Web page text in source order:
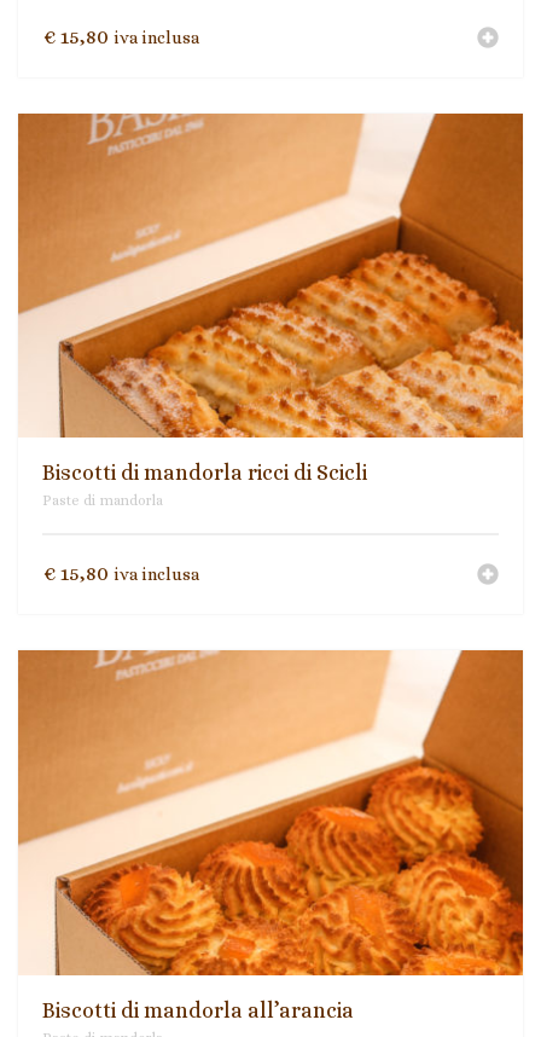
€ 15,80 iva inclusa
Biscotti di mandorla ricci di Scicli
Paste di mandorla
€ 15,80 iva inclusa
Biscotti di mandorla all’arancia